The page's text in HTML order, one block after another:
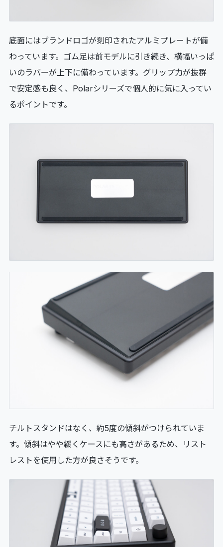
底面にはブランドロゴが刻印されたアルミプレートが備
わっています。ゴム足は前モデルに引き続き、横幅いっぱ
いのラバーが上下に備わっています。グリップ力が抜群
で安定感も良く、Polarシリーズで個人的に気に入ってい
るポイントです。
チルトスタンドはなく、約5度の傾斜がつけられていま
す。傾斜はやや緩くケースにも高さがあるため、リスト
レストを使用した方が良さそうです。